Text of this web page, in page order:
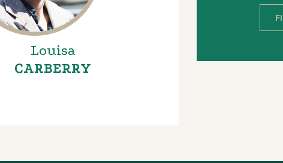
Louisa
CARBERRY